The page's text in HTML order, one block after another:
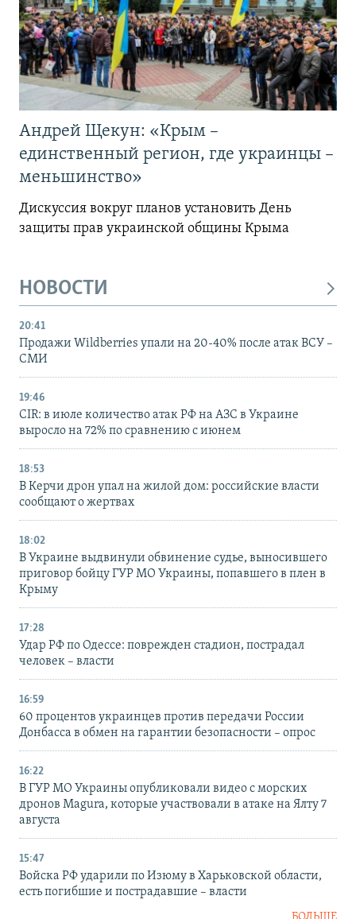
Андрей Щекун: «Крым –
единственный регион, где украинцы –
меньшинство»
Дискуссия вокруг планов установить День
защиты прав украинской общины Крыма
НОВОСТИ
20:41
Продажи Wildberries упали на 20-40% после атак ВСУ –
СМИ
19:46
CIR: в июле количество атак РФ на АЗС в Украине
выросло на 72% по сравнению с июнем
18:53
В Керчи дрон упал на жилой дом: российские власти
сообщают о жертвах
18:02
В Украине выдвинули обвинение судье, выносившего
приговор бойцу ГУР МО Украины, попавшего в плен в
Крыму
17:28
Удар РФ по Одессе: поврежден стадион, пострадал
человек – власти
16:59
60 процентов украинцев против передачи России
Донбасса в обмен на гарантии безопасности – опрос
16:22
В ГУР МО Украины опубликовали видео с морских
дронов Magura, которые участвовали в атаке на Ялту 7
августа
15:47
Войска РФ ударили по Изюму в Харьковской области,
есть погибшие и пострадавшие – власти